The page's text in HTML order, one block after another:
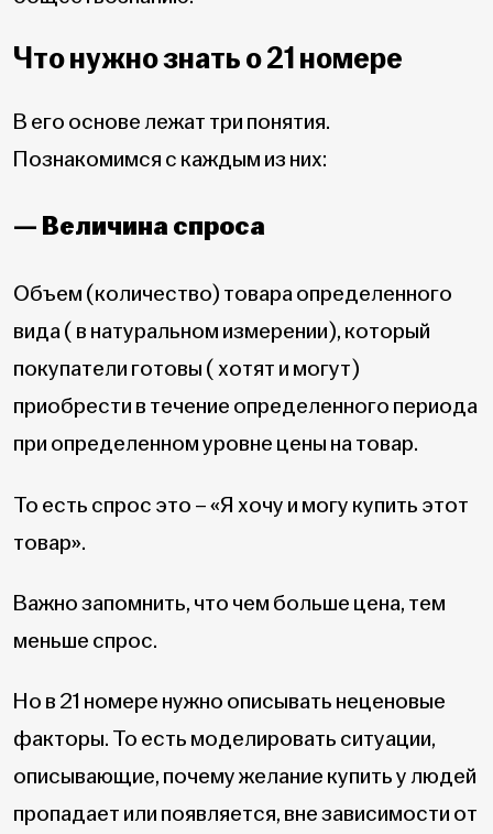
Что нужно знать о 21 номере
В его основе лежат три понятия.
Познакомимся с каждым из них:
— Величина спроса
Объем (количество) товара определенного
вида ( в натуральном измерении), который
покупатели готовы ( хотят и могут)
приобрести в течение определенного периода
при определенном уровне цены на товар.
То есть спрос это – «Я хочу и могу купить этот
товар».
Важно запомнить, что чем больше цена, тем
меньше спрос.
Но в 21 номере нужно описывать неценовые
факторы. То есть моделировать ситуации,
описывающие, почему желание купить у людей
пропадает или появляется, вне зависимости от